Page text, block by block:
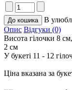
В
Опис Відгуки (0)
Висота гілочки 8
2 см
У букеті 11 - 12
Ціна вказана за